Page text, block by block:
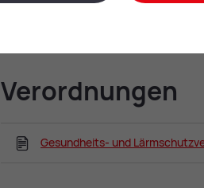
Ver­ord­nun­gen
Gesundheits- und